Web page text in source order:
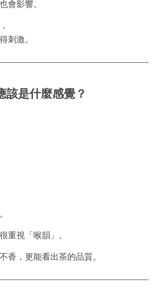
會影響。
刺激。
該是什麼感覺？
重視「喉韻」。
香，更能看出茶的品質。